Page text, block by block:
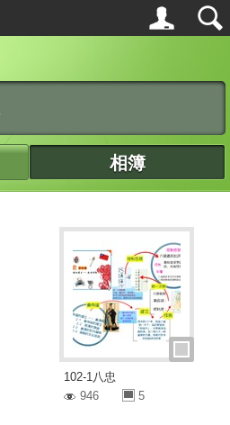
相簿
102-1八忠
946
5